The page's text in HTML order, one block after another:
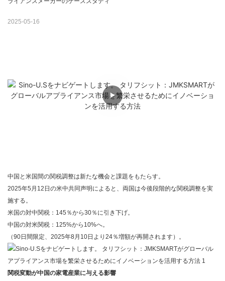
2025-05-16
中国と米国間の関税調整は新たな機会と課題をもたらす。
2025年5月12日の米中共同声明によると、両国は今後段階的な関税調整を実
施する。
米国の対中関税：145％から30％に引き下げ。
中国の対米関税：125%から10%へ。
（90日間限定、2025年8月10日より24％増額が再開されます）。
関税変動が中国の家電産業に与える影響